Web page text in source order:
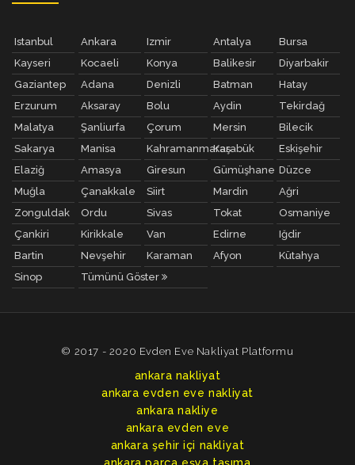
Istanbul Ankara Izmir Antalya
Bursa
Kayseri
Kocaeli Konya Balikesir
Diyarbakir
Gaziantep
Adana Denizli Batman
Hatay
Erzurum
Aksaray Bolu Aydin
Tekirdağ
Malatya
Şanliurfa Çorum Mersin
Bilecik
Sakarya
Manisa KahramanmaraşKarabük
Eskişehir
Elaziğ
Amasya Giresun Gümüşhane Düzce
Muğla
Çanakkale Siirt Mardin
Ağri
Zonguldak
Ordu Sivas Tokat
Osmaniye
Çankiri
Kirikkale Van Edirne
Iğdir
Bartin
Nevşehir Karaman Afyon
Kütahya
Sinop
Tümünü Göster
© 2017 - 2020 Evden Eve Nakliyat Platformu
ankara nakliyat
ankara evden eve nakliyat
ankara nakliye
ankara evden eve
ankara şehir içi nakliyat